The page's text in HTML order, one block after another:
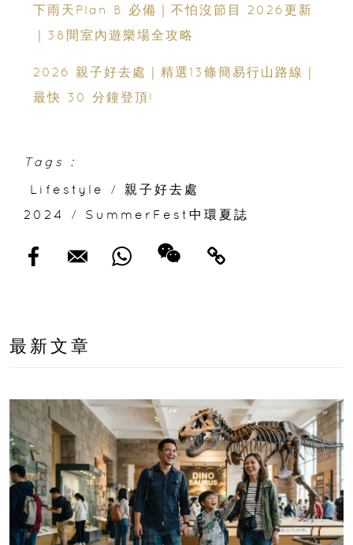
下雨天Plan B 必備｜不怕沒節目 2026更新
｜38間室內遊樂場全攻略
2026 親子好去處｜精選13條簡易行山路線｜
最快 30 分鐘登頂!
Tags :
Lifestyle
/
親子好去處
2024
/ SummerFest中環夏誌
最新文章